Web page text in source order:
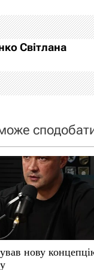
Світлана
нову концепцію